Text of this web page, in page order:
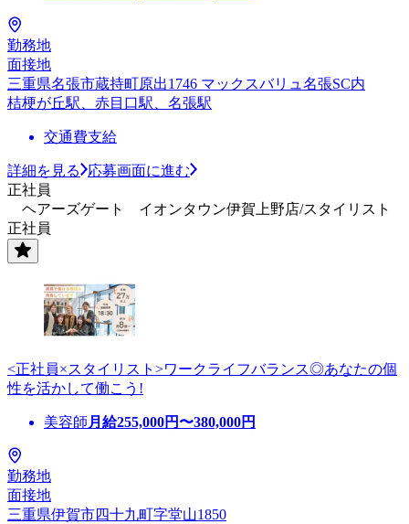
勤務地
面接地
三重県名張市蔵持町原出1746 マックスバリュ名張SC内
桔梗が丘駅、赤目口駅、名張駅
交通費支給
詳細を見る
応募画面に進む
正社員
ヘアーズゲート イオンタウン伊賀上野店/スタイリスト
正社員
<正社員×スタイリスト>ワークライフバランス◎あなたの個
性を活かして働こう!
美容師 月給255,000円〜380,000円
勤務地
面接地
三重県伊賀市四十九町字堂山1850